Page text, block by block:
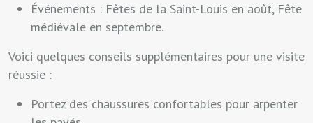
Événements : Fêtes de la Saint-Louis en août, Fête
médiévale en septembre.
Voici quelques conseils supplémentaires pour une visite
réussie :
Portez des chaussures confortables pour arpenter